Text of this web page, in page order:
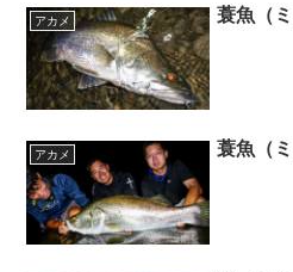
アカメ 蓑魚（
アカメ 蓑魚（